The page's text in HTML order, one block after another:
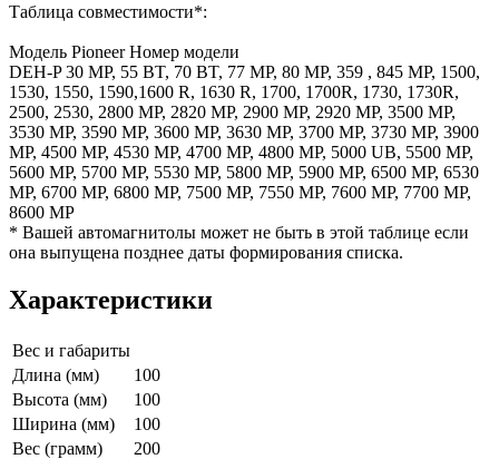
Таблица совместимости*:
Модель Pioneer Номер модели
DEH-P 30 MP, 55 BT, 70 BT, 77 MP, 80 MP, 359 , 845 MP, 1500,
1530, 1550, 1590,1600 R, 1630 R, 1700, 1700R, 1730, 1730R,
2500, 2530, 2800 MP, 2820 MP, 2900 MP, 2920 MP, 3500 MP,
3530 MP, 3590 MP, 3600 MP, 3630 MP, 3700 MP, 3730 MP, 3900
MP, 4500 MP, 4530 MP, 4700 MP, 4800 MP, 5000 UB, 5500 MP,
5600 MP, 5700 MP, 5530 MP, 5800 MP, 5900 MP, 6500 MP, 6530
MP, 6700 MP, 6800 MP, 7500 MP, 7550 MP, 7600 MP, 7700 MP,
8600 MP
* Вашей автомагнитолы может не быть в этой таблице если
она выпущена позднее даты формирования списка.
Характеристики
Вес и габариты
Длина (мм)
100
Высота (мм)
100
Ширина (мм)
100
Вес (грамм)
200